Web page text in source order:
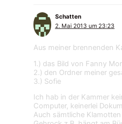
Schatten
2. Mai 2013 um 23:23
Aus meiner brennenden
1.) das Bild von Fanny
2.) den Ordner meiner
3.) Sofie
Ich hab in der Kammer
Computer, keinerlei
Auch sämtliche